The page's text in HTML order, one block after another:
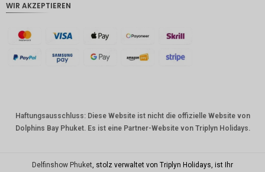
anischer
TWD
WIR AKZEPTIEREN
Haftungsausschluss: Diese Website ist nicht die offizielle Website von
Dolphins Bay Phuket. Es ist eine Partner-Website von Triplyn Holidays.
Delfinshow Phuket, stolz verwaltet von Triplyn Holidays, ist Ihr